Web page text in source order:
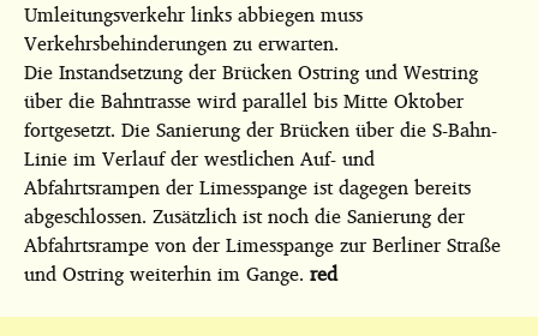
Umleitungsverkehr links abbiegen muss
Verkehrsbehinderungen zu erwarten.
Die Instandsetzung der Brücken Ostring und Westring
über die Bahntrasse wird parallel bis Mitte Oktober
fortgesetzt. Die Sanierung der Brücken über die S-Bahn-
Linie im Verlauf der westlichen Auf- und
Abfahrtsrampen der Limesspange ist dagegen bereits
abgeschlossen. Zusätzlich ist noch die Sanierung der
Abfahrtsrampe von der Limesspange zur Berliner Straße
und Ostring weiterhin im Gange. red